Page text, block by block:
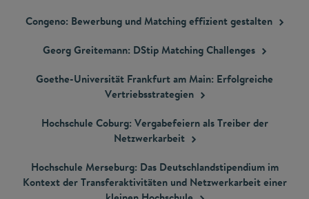
Congeno: Bewerbung und Matching effizientgestalten
Georg Greitemann: DStip MatchingChallenges
Goethe-Universität Frankfurt am Main: Erfolgreiche
Vertriebsstrategien
Hochschule Coburg: Vergabefeiern als Treiber der
Netzwerkarbeit
Hochschule Merseburg: Das Deutschlandstipendium im
Kontext der Transferaktivitäten und Netzwerkarbeit einer